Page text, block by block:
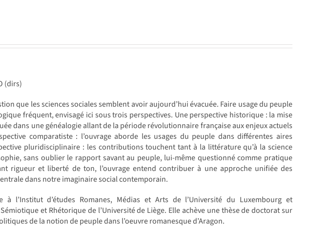
(dirs)
que les sciences sociales semblent avoir aujourd’hui évacuée. Faire usage du peuple
fréquent, envisagé ici sous trois perspectives. Une perspective historique : la mise
dans une généalogie allant de la période révolutionnaire française aux enjeux actuels
comparatiste : l’ouvrage aborde les usages du peuple dans différentes aires
pluridisciplinaire : les contributions touchent tant à la littérature qu’à la science
sans oublier le rapport savant au peuple, lui-même questionné comme pratique
rigueur et liberté de ton, l’ouvrage entend contribuer à une approche unifiée des
dans notre imaginaire social contemporain.
à l’Institut d’études Romanes, Médias et Arts de l’Université du Luxembourg et
et Rhétorique de l’Université de Liège. Elle achève une thèse de doctorat sur
de la notion de peuple dans l’oeuvre romanesque d’Aragon.